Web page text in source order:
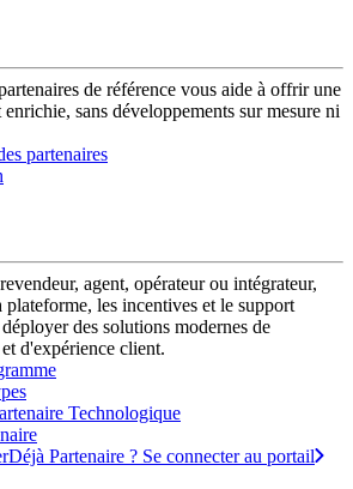
de référence vous aide à offrir une
sans développements sur mesure ni
partenaires
agent, opérateur ou intégrateur,
les incentives et le support
des solutions modernes de
d'expérience client.
Technologique
Déjà Partenaire ? Se connecter au portail